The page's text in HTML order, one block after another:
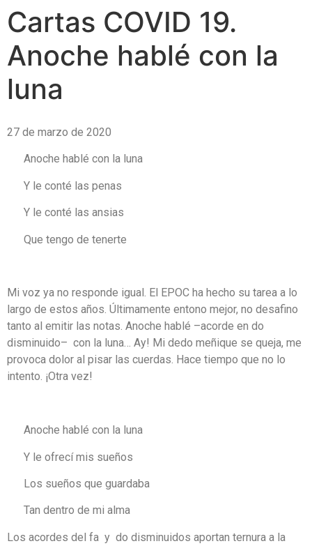
Cartas COVID 19.
Anoche hablé con la
luna
27 de marzo de 2020
Anoche hablé con la luna
Y le conté las penas
Y le conté las ansias
Que tengo de tenerte
Mi voz ya no responde igual. El EPOC ha hecho su tarea a lo
largo de estos años. Últimamente entono mejor, no desafino
tanto al emitir las notas. Anoche hablé –acorde en do
disminuido– con la luna… Ay! Mi dedo meñique se queja, me
provoca dolor al pisar las cuerdas. Hace tiempo que no lo
intento. ¡Otra vez!
Anoche hablé con la luna
Y le ofrecí mis sueños
Los sueños que guardaba
Tan dentro de mi alma
Los acordes del fa y do disminuidos aportan ternura a la